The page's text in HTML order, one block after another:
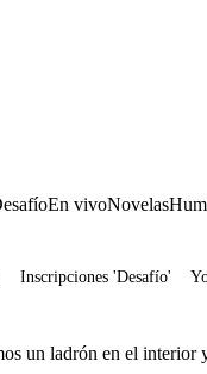
En vivoNovelas
Inscripciones 'Desafío'
un ladrón en el